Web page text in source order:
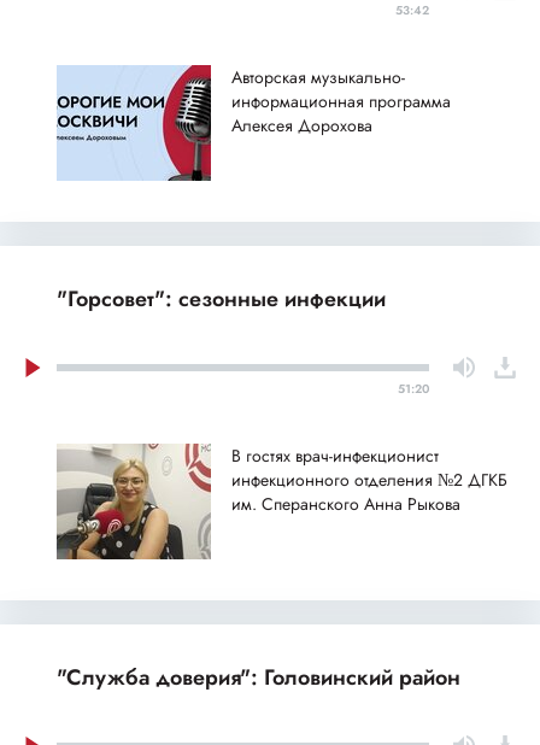
53:42
Авторская музыкально-
информационная программа
Алексея Дорохова
"Горсовет": сезонные инфекции
51:20
В гостях врач-инфекционист
инфекционного отделения №2 ДГКБ
им. Сперанского Анна Рыкова
"Служба доверия": Головинский район